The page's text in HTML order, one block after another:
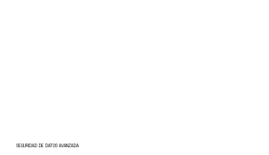
SEGURIDAD DE DATOS AVANZADA